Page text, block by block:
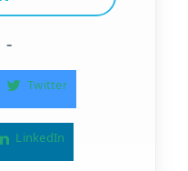
-
Twitter
LinkedIn